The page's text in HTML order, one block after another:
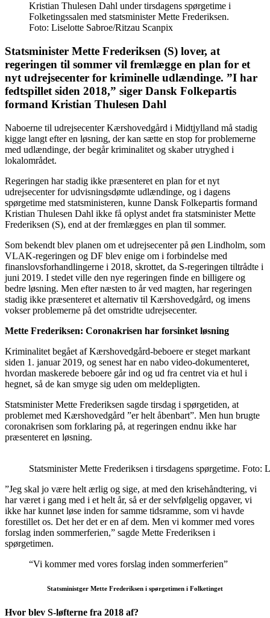
Kristian Thulesen Dahl under tirsdagens spørgetime i
Folketingssalen med statsminister Mette Frederiksen.
Foto: Liselotte Sabroe/Ritzau Scanpix
Statsminister Mette Frederiksen (S) lover, at
regeringen til sommer vil fremlægge en plan for et
nyt udrejsecenter for kriminelle udlændinge. ”I har
fedtspillet siden 2018,” siger Dansk Folkepartis
formand Kristian Thulesen Dahl
Naboerne til udrejsecenter Kærshovedgård i Midtjylland må stadig
kigge langt efter en løsning, der kan sætte en stop for problemerne
med udlændinge, der begår kriminalitet og skaber utryghed i
lokalområdet.
Regeringen har stadig ikke præsenteret en plan for et nyt
udrejsecenter for udvisningsdømte udlændinge, og i dagens
spørgetime med statsministeren, kunne Dansk Folkepartis formand
Kristian Thulesen Dahl ikke få oplyst andet fra statsminister Mette
Frederiksen (S), end at der fremlægges en plan til sommer.
Som bekendt blev planen om et udrejsecenter på øen Lindholm, som
VLAK-regeringen og DF blev enige om i forbindelse med
finanslovsforhandlingerne i 2018, skrottet, da S-regeringen tiltrådte i
juni 2019. I stedet ville den nye regeringen finde en billigere og
bedre løsning. Men efter næsten to år ved magten, har regeringen
stadig ikke præsenteret et alternativ til Kærshovedgård, og imens
vokser problemerne på det omstridte udrejsecenter.
Mette Frederiksen: Coronakrisen har forsinket løsning
Kriminalitet begået af Kærshovedgård-beboere er steget markant
siden 1. januar 2019, og senest har en nabo video-dokumenteret,
hvordan maskerede beboere går ind og ud fra centret via et hul i
hegnet, så de kan smyge sig uden om meldepligten.
Statsminister Mette Frederiksen sagde tirsdag i spørgetiden, at
problemet med Kærshovedgård ”er helt åbenbart”. Men hun brugte
coronakrisen som forklaring på, at regeringen endnu ikke har
præsenteret en løsning.
Statsminister Mette Frederiksen i tirsdagens spørgetime. Foto:
”Jeg skal jo være helt ærlig og sige, at med den krisehåndtering, vi
har været i gang med i et helt år, så er der selvfølgelig opgaver, vi
ikke har kunnet løse inden for samme tidsramme, som vi havde
forestillet os. Det her det er en af dem. Men vi kommer med vores
forslag inden sommerferien,” sagde Mette Frederiksen i
spørgetimen.
“Vi kommer med vores forslag inden sommerferien”
Statsministger Mette Frederiksen i spørgetimen i Folketinget
Hvor blev S-løfterne fra 2018 af?